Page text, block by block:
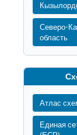
Северо-
область
Атлас
Единая